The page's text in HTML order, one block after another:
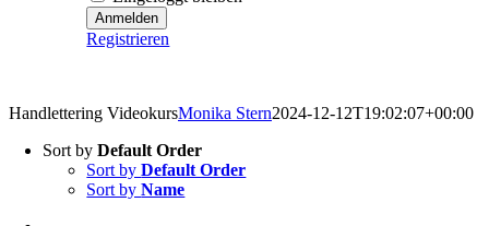
Registrieren
Handlettering VideokursMonika Stern2024-12-12T19:02:07+00:00
Sort byDefault Order
Sort byDefault Order
Sort byName